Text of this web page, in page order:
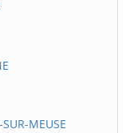
MEUSE